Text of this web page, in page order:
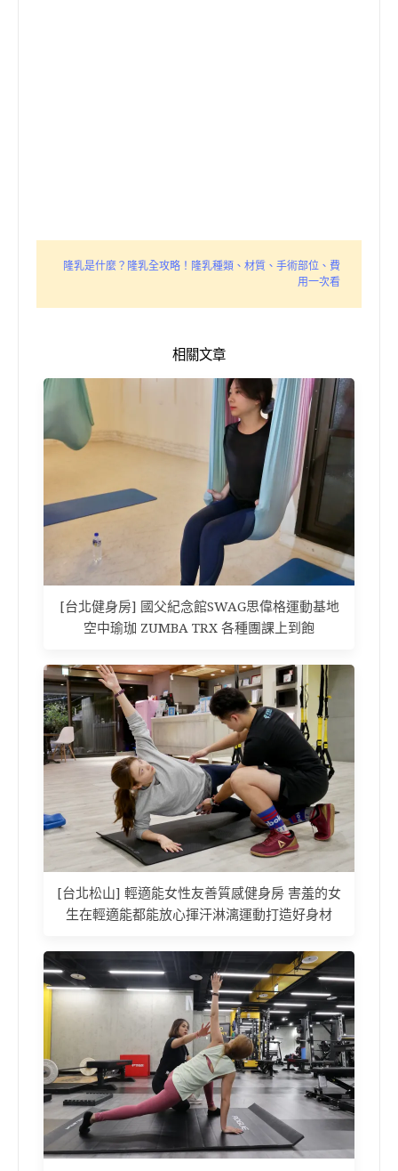
隆乳是什麼？隆乳全攻略！隆乳種類、材質、手術部位、費
用一次看
相關文章
[台北健身房] 國父紀念館SWAG思偉格運動基地
空中瑜珈 ZUMBA TRX 各種團課上到飽
[台北松山] 輕適能女性友善質感健身房 害羞的女
生在輕適能都能放心揮汗淋漓運動打造好身材